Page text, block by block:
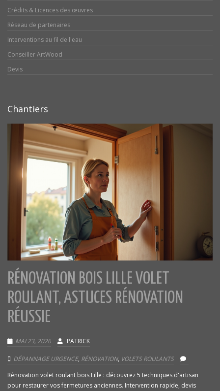
Crédits & Licences des œuvres
Réseau de partenaires
Interventions au fil de l'eau
Conseiller ArtWood
Devis
Chantiers
RÉNOVATION BOIS LILLE VOLET
ROULANT, ASTUCES RÉNOVATION
RÉUSSIE
MAI 23, 2026 PATRICK
DÉPANNAGE URGENCE, RÉNOVATION, VOLETS ROULANTS
Rénovation volet roulant bois Lille : découvrez 5 techniques d'artisan
pour restaurer vos fermetures anciennes. Intervention rapide, devis